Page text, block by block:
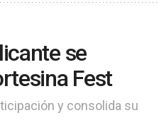
se
Fest
y consolida su